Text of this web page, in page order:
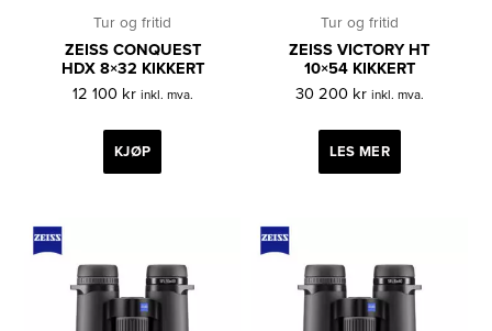
Tur og fritid
ZEISS CONQUEST
HDX 8×32 KIKKERT
12 100 kr inkl. mva.
KJØP
Tur og fritid
ZEISS VICTORY HT
10×54 KIKKERT
30 200 kr inkl. mva.
LES MER